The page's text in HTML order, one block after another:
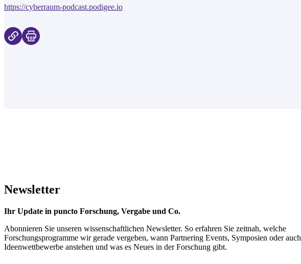
https://cyberraum-podcast.podigee.io
Newsletter
Ihr Update in puncto Forschung, Vergabe und Co.
Abonnieren Sie unseren wissenschaftlichen Newsletter. So erfahren Sie zeitnah, welche
Forschungsprogramme wir gerade vergeben, wann Partnering Events, Symposien oder auch
Ideenwettbewerbe anstehen und was es Neues in der Forschung gibt.